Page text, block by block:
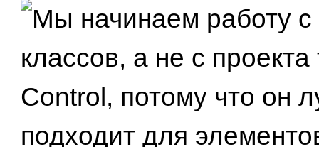
Мы начинаем работу с
классов, а не с
Control, потому что он
подходит для